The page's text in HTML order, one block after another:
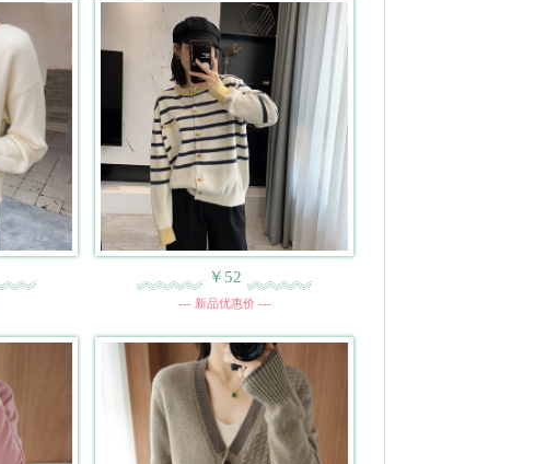
￥52
--- 新品优惠价 ---